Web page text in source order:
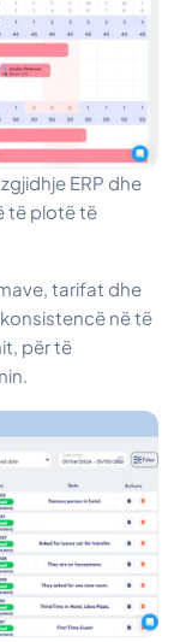
ERP dhe
të plotë të
tarifat dhe
në të
për të